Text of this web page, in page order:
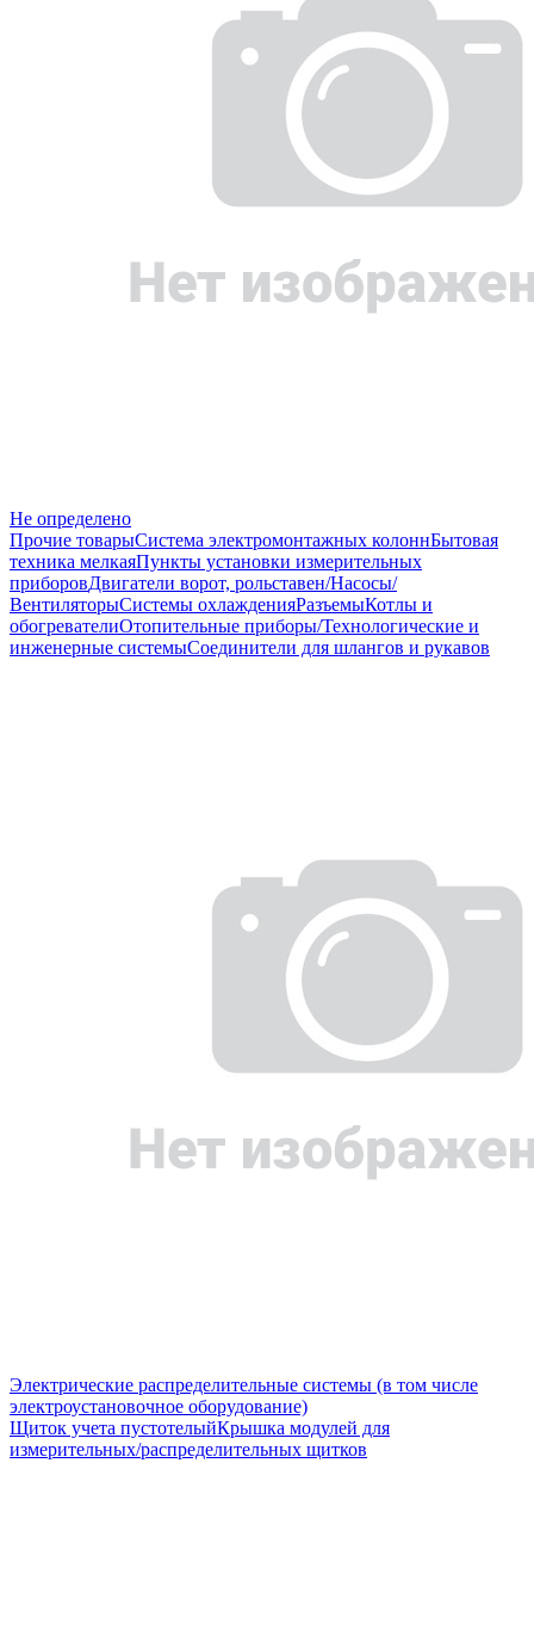
Не определено
Прочие товарыСистема электромонтажных колоннБытовая
техника мелкаяПункты установки измерительных
приборовДвигатели ворот, рольставен/Насосы/
ВентиляторыСистемы охлажденияРазъемыКотлы и
обогревателиОтопительные приборы/Технологические и
инженерные системыСоединители для шлангов и рукавов
Электрические распределительные системы (в том числе
электроустановочное оборудование)
Щиток учета пустотелыйКрышка модулей для
измерительных/распределительных щитков